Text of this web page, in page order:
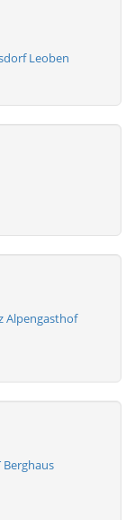
Leoben
Alpengasthof